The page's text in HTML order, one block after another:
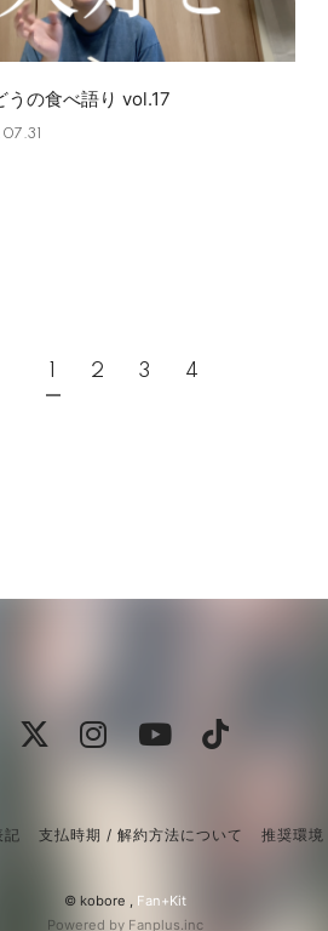
うの食べ語り vol.17
2 3 4
記 支払時期 / 解約方法について 推奨環境
© kobore , Fan+Kit
Powered by Fanplus.inc